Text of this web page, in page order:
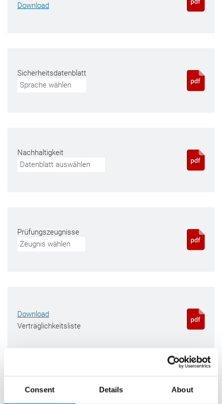
Consent Details About
Download
Sicherheitsdatenblatt
Sprache wählen
Nachhaltigkeit
Datenblatt auswählen
Prüfungszeugnisse
Zeugnis wählen
Download
Verträglichkeitsliste
Farben & Lieferform